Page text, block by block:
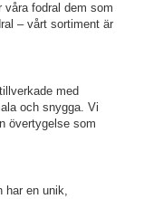
fodral dem som
– vårt sortiment är
med
och snygga. Vi
övertygelse som
har en unik,